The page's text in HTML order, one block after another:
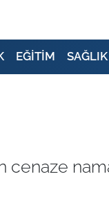
EĞİTİM SAĞLIK